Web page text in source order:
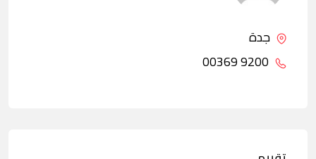
جدة